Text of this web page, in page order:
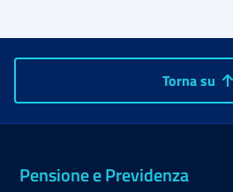
Torna su
Pensione e Previdenza